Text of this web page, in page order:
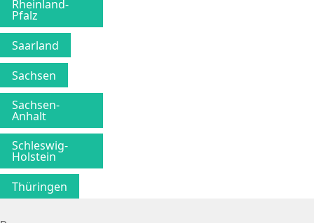
Rheinland-
Pfalz
Saarland
Sachsen
Sachsen-
Anhalt
Schleswig-
Holstein
Thüringen